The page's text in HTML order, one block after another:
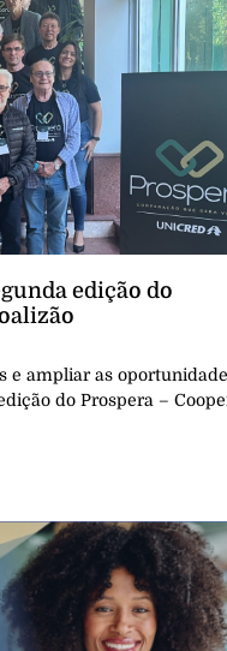
edição do
e ampliar as
do Prospera –